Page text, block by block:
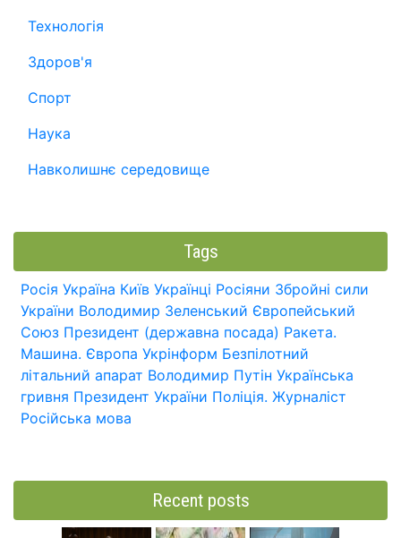
Технологія
Здоров'я
Спорт
Наука
Навколишнє середовище
Tags
Росія Україна Київ Українці Росіяни Збройні сили
України Володимир Зеленський Європейський
Союз Президент (державна посада) Ракета.
Машина. Європа Укрінформ Безпілотний
літальний апарат Володимир Путін Українська
гривня Президент України Поліція. Журналіст
Російська мова
Recent posts